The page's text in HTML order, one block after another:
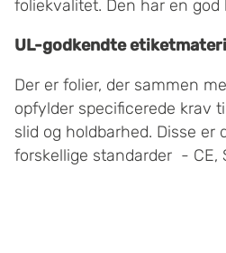
foliekvalitet. Den har en god
UL-godkendte
Der er folier, der sammen
opfylder specificerede krav
slid og holdbarhed. Disse er
forskellige standarder - CE,